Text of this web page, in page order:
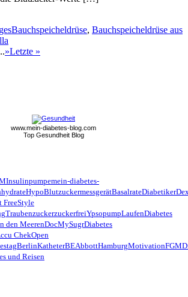
Bauchspeicheldrüse, Bauchspeicheldrüse aus
»Letzte »
www.mein-diabetes-blog.com
Top Gesundheit Blog
Insulinpumpemein-diabetes-
HypoBlutzuckermessgerätBasalrateDiabetiker
FreeStyle
TraubenzuckerzuckerfreiYpsopumpLaufenDiabetes
den MeerenDocMySugrDiabetes
ChekOpen
BerlinKatheterBEAbbottHamburgMotivationFGM
und Reisen